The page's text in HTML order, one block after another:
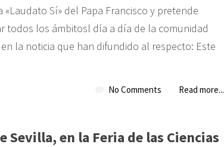
«Laudato Sí» del Papa Francisco y pretende
todos los ámbitosl día a día de la comunidad
la noticia que han difundido al respecto: Este
No Comments Read more...
Sevilla, en la Feria de las Ciencias